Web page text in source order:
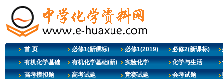
首 页 必修1(新课标) 必修1(2019) 必修2(新课标)
有机化学基础
有机化学基础(新) 实验化学 化学与生活
高考模拟题
高考试题 竞赛试题 会考试题